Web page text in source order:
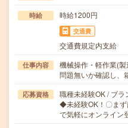
時給 時給1200円
交通費
交通費規定内支給
仕事内容
機械操作・軽作業(
問題無いか確認し、
応募資格
職種未経験OK / ブ
◆未経験OK！〇まず
で気軽にオンライ